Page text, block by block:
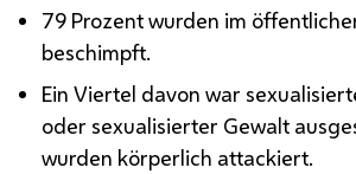
79 Prozent wurden im
beschimpft.
Ein Viertel davon war
oder sexualisierter Gewalt
wurden körperlich attackiert.